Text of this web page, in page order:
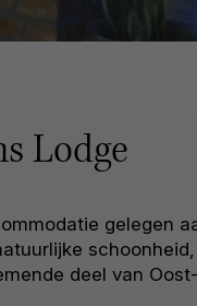
Lodge
gelegen
deel van